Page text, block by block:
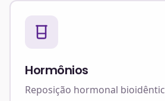
Hormônios
Reposição hormonal